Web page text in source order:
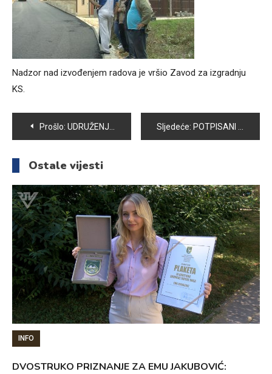
Nadzor nad izvođenjem radova je vršio Zavod za izgradnju
KS.
Navigacija
članaka
Prošlo: UDRUŽENJE „AKTIVA 2014“ OTVORILO OMLADINSKI KLUB Sljedeće: POTPISANI UGOVORI O DODJELI PLASTENIKA U VOGOŠĆI
Ostale vijesti
INFO
DVOSTRUKO PRIZNANJE ZA EMU JAKUBOVIĆ: